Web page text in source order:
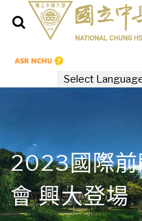
2023國際前
會 興大登場